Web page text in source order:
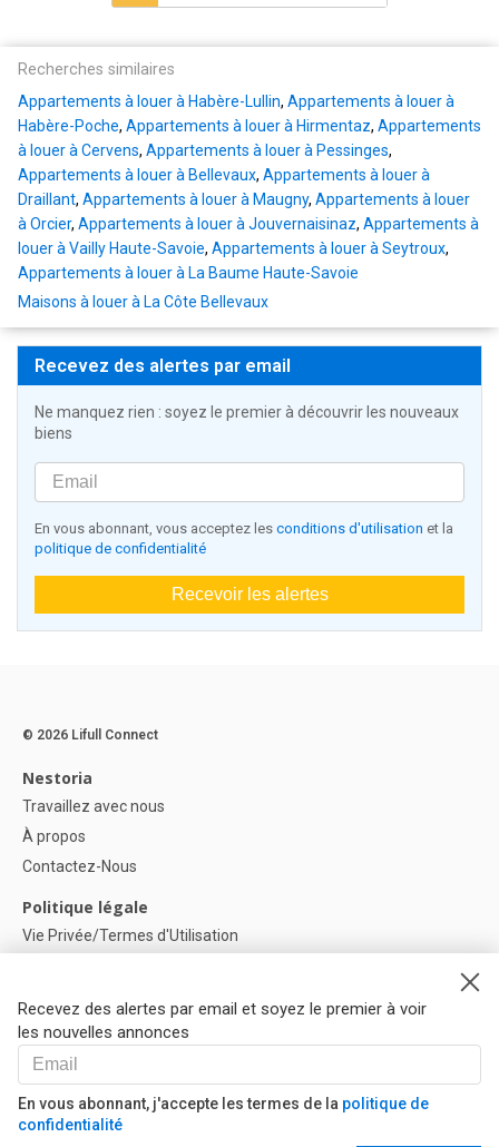
Recherches similaires
Appartements à louer à Habère-Lullin, Appartements à louer à
Habère-Poche, Appartements à louer à Hirmentaz, Appartements
à louer à Cervens, Appartements à louer à Pessinges,
Appartements à louer à Bellevaux, Appartements à louer à
Draillant, Appartements à louer à Maugny, Appartements à louer
à Orcier, Appartements à louer à Jouvernaisinaz, Appartements à
louer à Vailly Haute-Savoie, Appartements à louer à Seytroux,
Appartements à louer à La Baume Haute-Savoie
Maisons à louer à La Côte Bellevaux
Recevez des alertes par email
Ne manquez rien : soyez le premier à découvrir les nouveaux
biens
En vous abonnant, vous acceptez les conditions d'utilisation et la
politique de confidentialité
Recevoir les alertes
Recevez des alertes par email et soyez le premier à voir
les nouvelles annonces
En vous abonnant, j'accepte les termes de la politique de
confidentialité
© 2026 Lifull Connect
Nestoria
Travaillez avec nous
À propos
Contactez-Nous
Politique légale
Vie Privée/Termes d'Utilisation
Paramètres des cookies
Aide
FAQ
Nos Partenaires